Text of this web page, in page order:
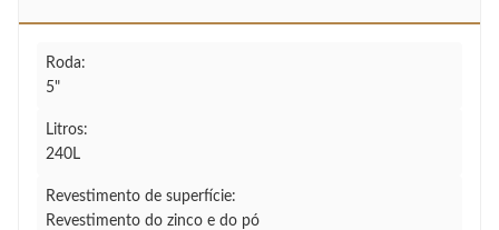
Roda:
5"
Litros:
240L
Revestimento de superfície:
Revestimento do zinco e do pó